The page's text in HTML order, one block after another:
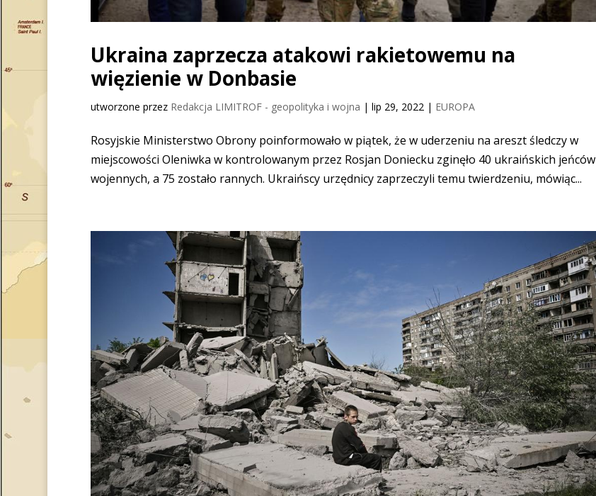
Ukraina zaprzecza atakowi rakietowemu na
więzienie w Donbasie
utworzone przez Redakcja LIMITROF - geopolityka i wojna | lip 29, 2022| EUROPA
Rosyjskie Ministerstwo Obrony poinformowało w piątek, że w uderzeniu na areszt śledczy w
miejscowości Oleniwka w kontrolowanym przez Rosjan Doniecku zginęło 40 ukraińskich jeńców
wojennych, a 75 zostało rannych. Ukraińscy urzędnicy zaprzeczyli temu twierdzeniu, mówiąc...